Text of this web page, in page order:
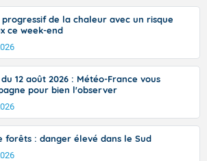
progressif de la chaleur avec un risque
ce week-end
du 12 août 2026 : Météo-France vous
pour bien l'observer
forêts : danger élevé dans le Sud